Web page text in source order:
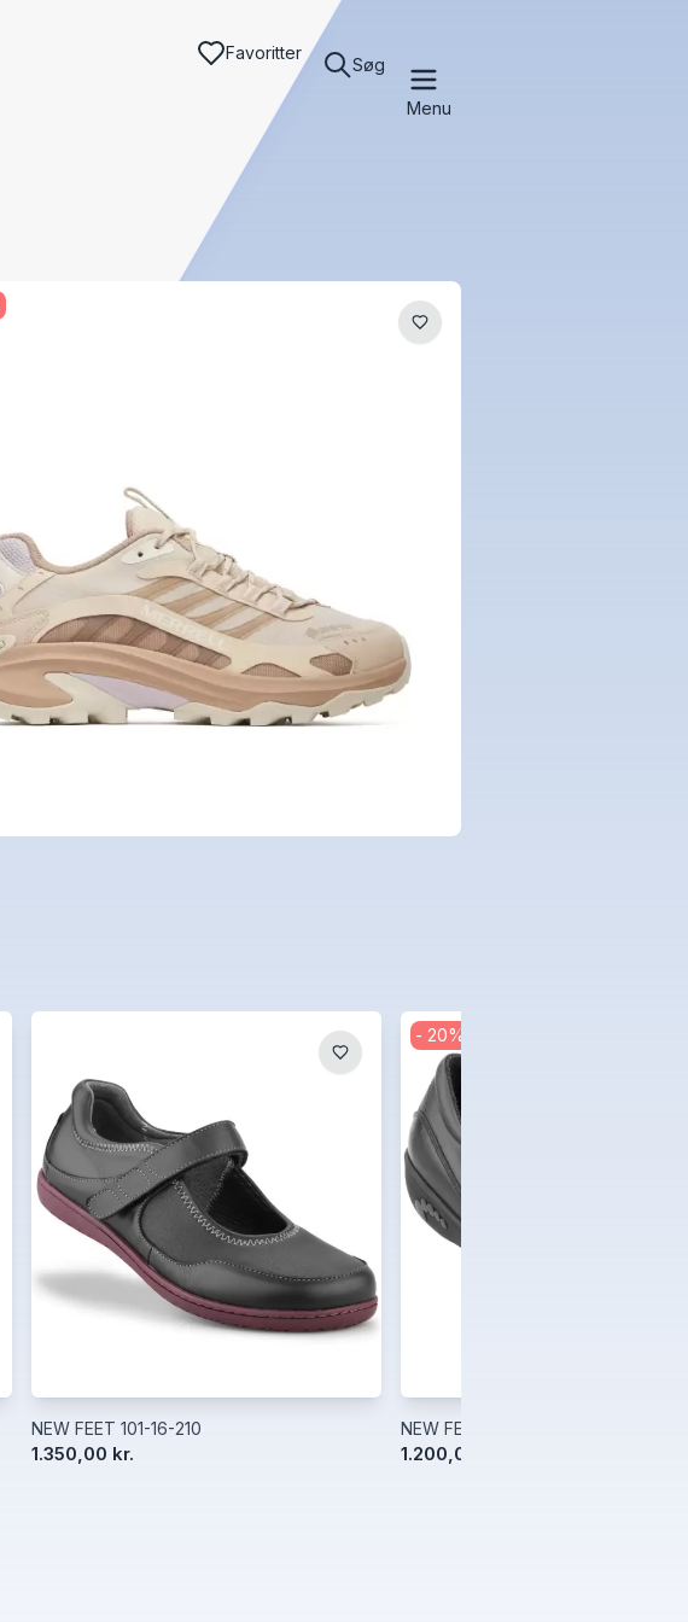
Favoritter
Søg
Menu
NEW FEET 101-16-210
1.350,00 kr.
- 20%
NEW FEET 62-07-210
1.200,00 kr.